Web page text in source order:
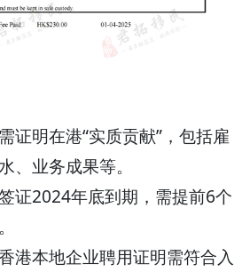
证明在港“实质贡献”，包括雇
、业务成果等。
证2024年底到期，需提前6个
港本地企业聘用证明需符合入